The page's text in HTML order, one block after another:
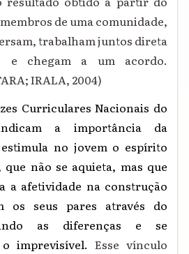
de uma comunidade,
trabalham juntos direta
e chegam a um acordo.
IRALA, 2004)
Curriculares Nacionais do
a importância da
no jovem o espírito
não se aquieta, mas que
a afetividade na construção
os seus pares através do
as diferenças e se
imprevisível. Esse vínculo